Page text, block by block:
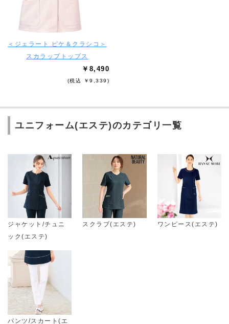
＜ジェラート ピケ＆クラシコ＞
スカラップトップス
￥8,490
(税込 ￥9,339)
ユニフォーム(エステ)のカテゴリ一覧
ジャケット/チュニ
ック(エステ)
スクラブ(エステ) ワンピース(エステ)
パンツ/スカート(エ